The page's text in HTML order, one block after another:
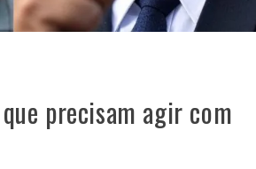
precisam agir com